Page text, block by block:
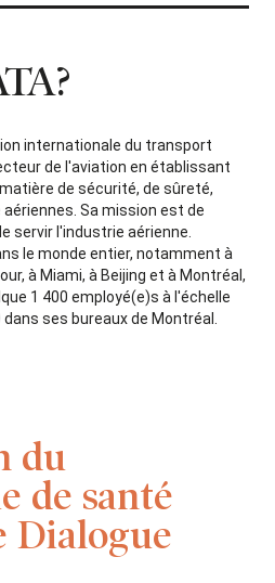
internationale du transport
de l'aviation en établissant
de sécurité, de sûreté,
Sa mission est de
servir l'industrie aérienne.
le monde entier, notamment à
à Miami, à Beijing et à Montréal,
1 400 employé(e)s à l'échelle
ses bureaux de Montréal.
du
de santé
Dialogue